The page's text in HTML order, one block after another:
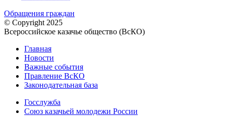
Обращения граждан
© Copyright 2025
Всероссийское казачье общество (ВсКО)
Главная
Новости
Важные события
Правление ВсКО
Законодательная база
Госслужба
Союз казачьей молодежи России